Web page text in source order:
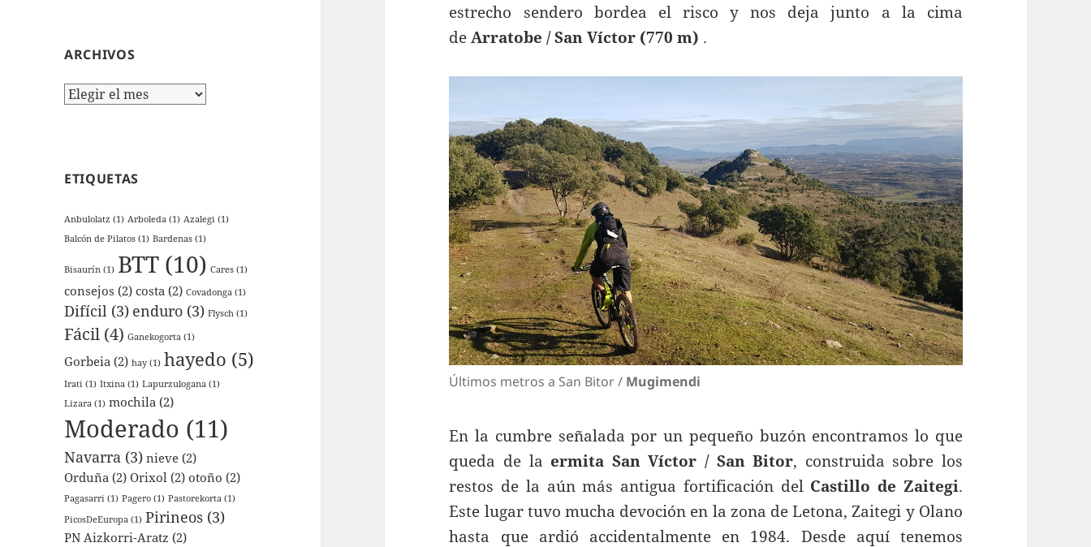
ARCHIVOS
Archivos
ETIQUETAS
Anbulolatz (1) Arboleda (1) Azalegi (1)
Balcón de Pilatos (1) Bardenas (1)
Bisaurín (1) BTT (10) Cares (1)
consejos (2) costa (2) Covadonga (1)
Difícil (3) enduro (3) Flysch (1)
Fácil (4) Ganekogorta (1)
Gorbeia (2) hay (1) hayedo (5)
Irati (1) Itxina (1) Lapurzulogana (1)
Lizara (1) mochila (2)
Moderado (11)
Navarra (3) nieve (2)
Orduña (2) Orixol (2) otoño (2)
Pagasarri (1) Pagero (1) Pastorekorta (1)
PicosDeEuropa (1) Pirineos (3)
PN Aizkorri-Aratz (2)
estrecho sendero bordea el risco y nos deja junto a la cima
deArratobe / San Víctor (770 m) .
Últimos metros a San Bitor / Mugimendi
En la cumbre señalada por un pequeño buzón encontramos lo que
queda de la ermita San Víctor / San Bitor, construida sobre los
restos de la aún más antigua fortificación del Castillo de Zaitegi.
Este lugar tuvo mucha devoción en la zona de Letona, Zaitegi y Olano
hasta que ardió accidentalmente en 1984. Desde aquí tenemos